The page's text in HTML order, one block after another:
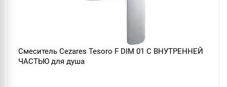
Смеситель Cezares Tesoro F DIM 01 С ВНУТРЕННЕЙ
ЧАСТЬЮ для душа